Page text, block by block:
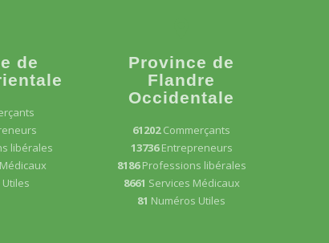
de
libérales
Province de
Flandre
Occidentale
61202Commerçants
13736Entrepreneurs
8186Professions libérales
8661 Services Médicaux
81 Numéros Utiles